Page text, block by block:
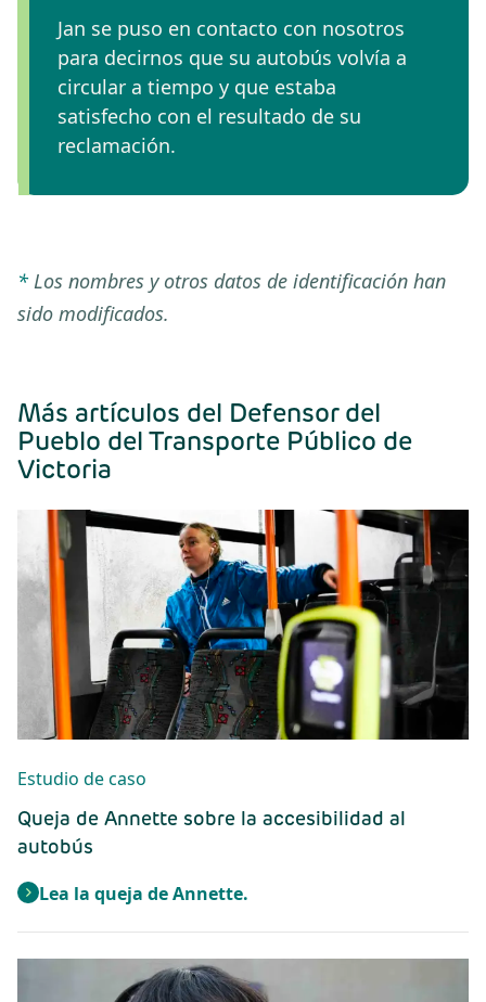
Jan se puso en contacto con nosotros
para decirnos que su autobús volvía a
circular a tiempo y que estaba
satisfecho con el resultado de su
reclamación.
*Los nombres y otros datos de identificación han
sido modificados.
Más artículos del Defensor del
Pueblo del Transporte Público de
Victoria
Estudio de caso
Queja de Annette sobre la accesibilidad al
autobús
Lea la queja de Annette.